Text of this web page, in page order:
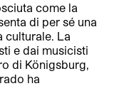
come la
di per sé una
culturale. La
e dai musicisti
di Königsburg,
ha